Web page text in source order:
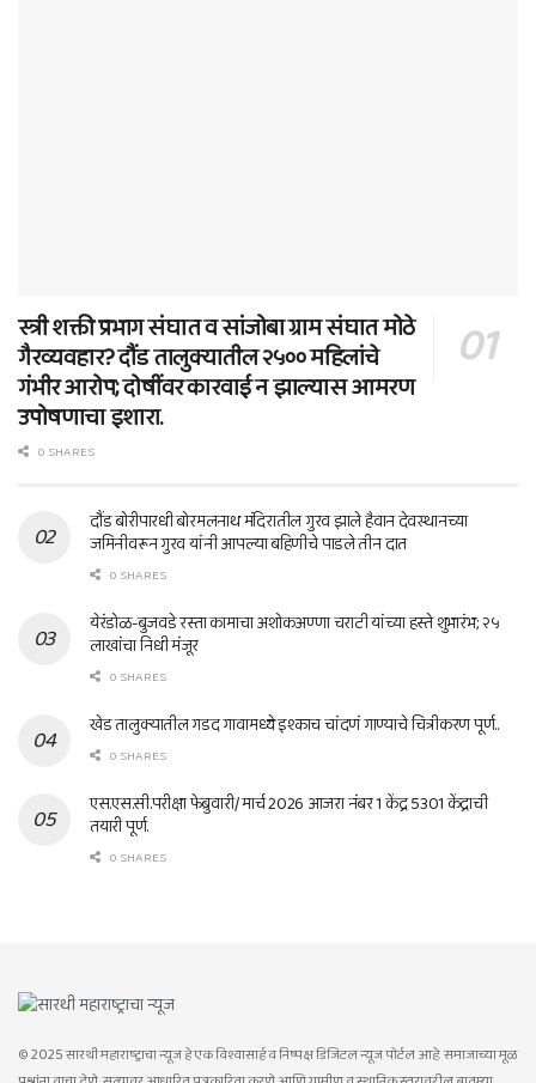
स्त्री शक्ती प्रभाग संघात व सांजोबा ग्राम संघात मोठे
गैरव्यवहार? दौंड तालुक्यातील २५०० महिलांचे
गंभीर आरोप; दोषींवर कारवाई न झाल्यास आमरण
उपोषणाचा इशारा.
0 SHARES
दौंड बोरीपारधी बोरमलनाथ मंदिरातील गुरव झाले हैवान देवस्थानच्या
जमिनीवरून गुरव यांनी आपल्या बहिणीचे पाडले तीन दात
0 SHARES
येरंडोळ-बुजवडे रस्ता कामाचा अशोकअण्णा चराटी यांच्या हस्ते शुभारंभ; २५
लाखांचा निधी मंजूर
0 SHARES
खेड तालुक्यातील गडद गावामध्ये इश्काच चांदणं गाण्याचे चित्रीकरण पूर्ण..
0 SHARES
एस.एस.सी.परीक्षा फेब्रुवारी/ मार्च 2026 आजरा नंबर 1 केंद्र 5301 केंद्राची
तयारी पूर्ण.
0 SHARES
© 2025 सारथी महाराष्ट्राचा न्यूज हे एक विश्वासार्ह व निष्पक्ष डिजिटल न्यूज पोर्टल आहे. समाजाच्या मूळ